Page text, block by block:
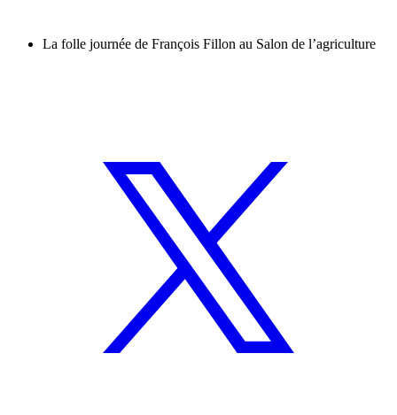
La folle journée de François Fillon au Salon de l’agriculture